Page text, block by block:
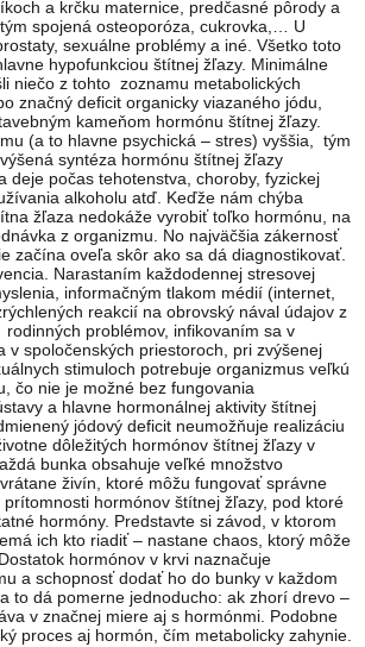
a krčku maternice, predčasné pôrody a
spojená osteoporóza, cukrovka,… U
sexuálne problémy a iné. Všetko toto
hypofunkciou štítnej žľazy. Minimálne
niečo z tohto zoznamu metabolických
značný deficit organicky viazaného jódu,
kameňom hormónu štítnej žľazy.
(a to hlavne psychická – stres) vyššia, tým
syntéza hormónu štítnej žľazy
deje počas tehotenstva, choroby, fyzickej
alkoholu atď. Keďže nám chýba
žľaza nedokáže vyrobiť toľko hormónu, na
z organizmu. No najväčšia zákernosť
začína oveľa skôr ako sa dá diagnostikovať.
Narastaním každodennej stresovej
informačným tlakom médií (internet,
reakcií na obrovský nával údajov z
problémov, infikovaním sa v
v spoločenských priestoroch, pri zvýšenej
stimuloch potrebuje organizmus veľkú
čo nie je možné bez fungovania
a hlavne hormonálnej aktivity štítnej
jódový deficit neumožňuje realizáciu
dôležitých hormónov štítnej žľazy v
bunka obsahuje veľké množstvo
živín, ktoré môžu fungovať správne
hormónov štítnej žľazy, pod ktoré
hormóny. Predstavte si závod, v ktorom
ich kto riadiť – nastane chaos, ktorý môže
hormónov v krvi naznačuje
a schopnosť dodať ho do bunky v každom
to dá pomerne jednoducho: ak zhorí drevo –
v značnej miere aj s hormónmi. Podobne
proces aj hormón, čím metabolicky zahynie.